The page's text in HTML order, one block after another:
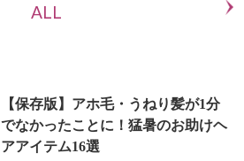
ALL
【保存版】アホ毛・うねり髪が1分
でなかったことに！猛暑のお助けヘ
アアイテム16選